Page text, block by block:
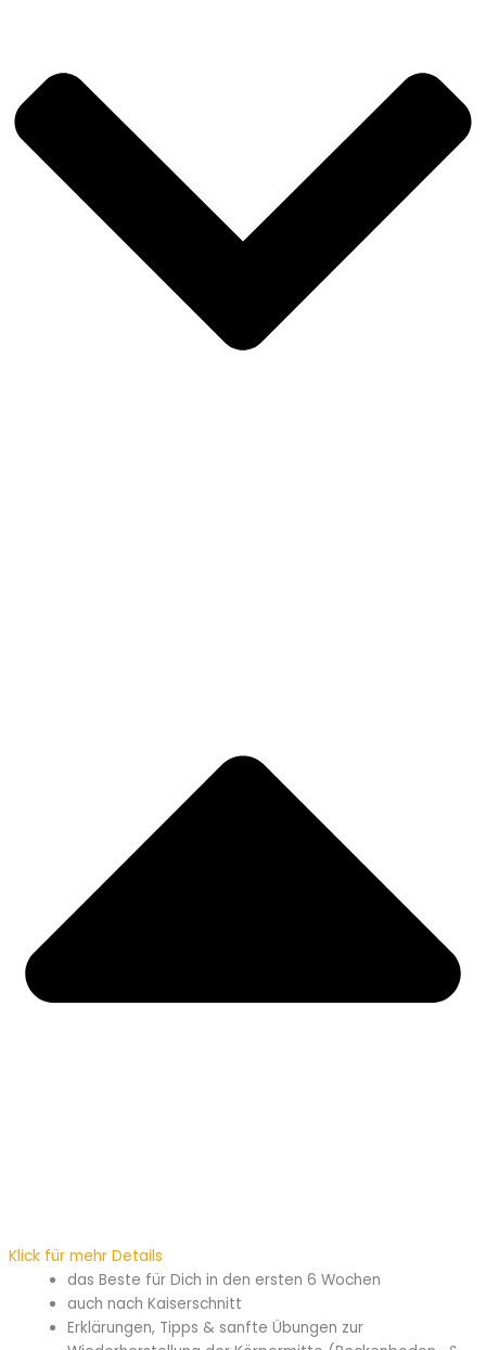
Klick für mehr Details
das Beste für Dich in den ersten 6 Wochen
auch nach Kaiserschnitt
Erklärungen, Tipps & sanfte Übungen zur